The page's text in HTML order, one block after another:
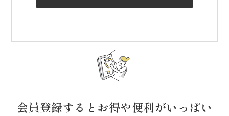
会員登録するとお得や便利がいっぱい